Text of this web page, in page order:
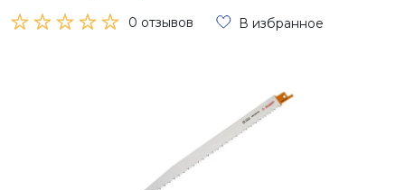
0 отзывов В избранное